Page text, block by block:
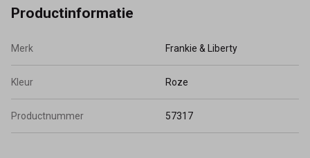
Productinformatie
Merk Frankie & Liberty
Kleur Roze
Productnummer 57317